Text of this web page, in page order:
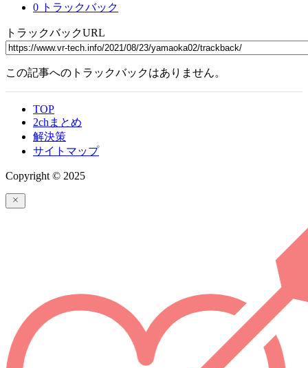
0 トラックバック
トラックバックURL
この記事へのトラックバックはありません。
TOP
2chまとめ
解決策
サイトマップ
Copyright © 2025